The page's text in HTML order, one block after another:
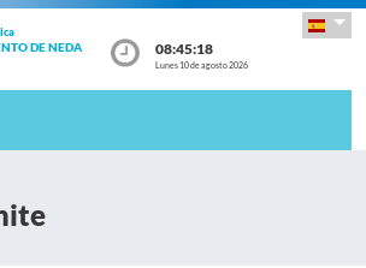
DE NEDA 08:45:18
Lunes 10 de agosto 2026